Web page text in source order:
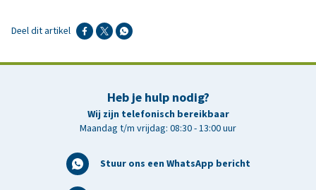
Deel dit artikel
Heb je hulp nodig?
Wij zijn telefonisch bereikbaar
Maandag t/m vrijdag: 08:30 - 13:00 uur
Stuur ons een WhatsApp bericht